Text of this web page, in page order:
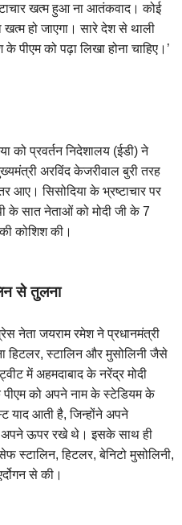
खत्म हुआ ना आतंकवाद। कोई
हो जाएगा। सारे देश से थाली
पीएम को पढ़ा लिखा होना चाहिए।’
को प्रवर्तन निदेशालय (ईडी) ने
अरविंद केजरीवाल बुरी तरह
आए। सिसोदिया के भ्रष्टाचार पर
के सात नेताओं को मोदी जी के 7
कोशिश की।
से तुलना
नेता जयराम रमेश ने प्रधानमंत्री
हिटलर, स्टालिन और मुसोलिनी जैसे
में अहमदाबाद के नरेंद्र मोदी
को अपने नाम के स्टेडियम के
याद आती है, जिन्होंने अपने
अपने ऊपर रखे थे। इसके साथ ही
स्टालिन, हिटलर, बेनिटो मुसोलिनी,
से की।